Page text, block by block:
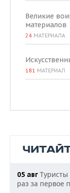
Великие
материалов
24 МАТЕРИАЛА
181 МАТЕРИАЛ
05 авг Туристы
раз за первое